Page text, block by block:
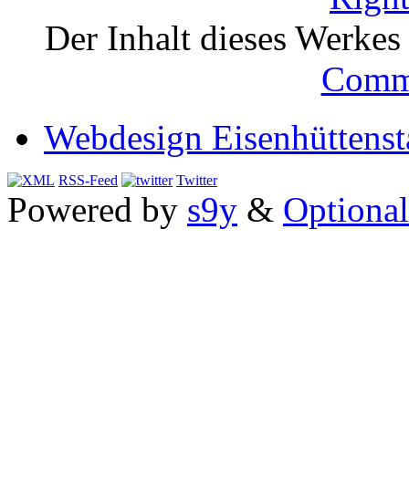
Der Inhalt dieses
Webdesign
RSS-Feed Twitter
Powered by s9y &